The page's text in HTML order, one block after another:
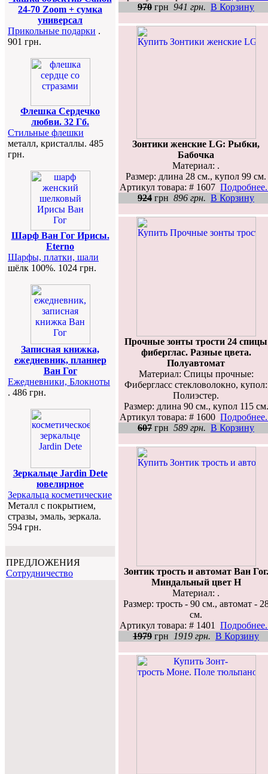
24-70 Zoom + сумка
универсал
Прикольные подарки .
901 грн.
Флешка Сердечко
любви. 32 Гб.
Стильные флешки
металл, кристаллы. 485
грн.
Шарф Ван Гог Ирисы.
Eterno
Шарфы, платки, шали
шёлк 100%. 1024 грн.
Записная книжка,
ежедневник, планнер
Ван Гог
Ежедневники, Блокноты
. 486 грн.
Зеркальце Jardin Dete
ювелирное
Зеркальца косметические
Металл с покрытием,
стразы, эмаль, зеркала.
594 грн.
ПРЕДЛОЖЕНИЯ
Cотрудничество
970 грн 941 грн. В Корзину
Зонтики женские LG: Рыбки,
Бабочка
Материал: .
Размер: длина 28 см., купол 99 см.
Артикул товара: # 1607
924 грн 896 грн. В Корзину
Прочные зонты трости 24 спицы
фиберглас. Разные цвета.
Полуавтомат
Материал: Спицы прочные:
Фибергласс стекловолокно, купол:
Полиэстер.
Размер: длина 90 см., купол 115 см.
Артикул товара: # 1600
607 грн 589 грн. В Корзину
Зонтик трость и автомат Ван Гог.
Миндальный цвет H
Материал: .
Размер: трость - 90 см., автомат -
см.
Артикул товара: # 1401
1979 грн 1919 грн. В Корзину